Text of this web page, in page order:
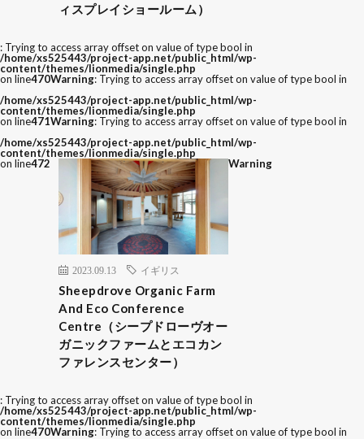
ィスプレイショールーム）
: Trying to access array offset on value of type bool in
/home/xs525443/project-app.net/public_html/wp-
content/themes/lionmedia/single.php
on line470Warning: Trying to access array offset on value of type bool in
/home/xs525443/project-app.net/public_html/wp-
content/themes/lionmedia/single.php
on line471Warning: Trying to access array offset on value of type bool in
/home/xs525443/project-app.net/public_html/wp-
content/themes/lionmedia/single.php
on line472
2023.09.13 イギリス
Sheepdrove Organic Farm
And Eco Conference
Centre（シープドローヴオー
ガニックファームとエコカン
ファレンスセンター）
Warning
: Trying to access array offset on value of type bool in
/home/xs525443/project-app.net/public_html/wp-
content/themes/lionmedia/single.php
on line470Warning: Trying to access array offset on value of type bool in